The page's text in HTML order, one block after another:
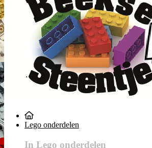
Lego onderdelen
In Lego onderdelen